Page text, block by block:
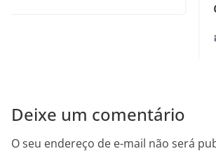
Deixe um comentário
O seu endereço de e-mail não será